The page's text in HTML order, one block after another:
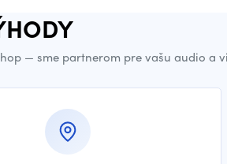
— sme partnerom pre vašu audio a